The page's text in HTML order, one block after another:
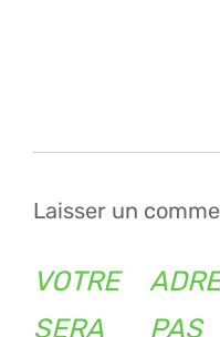
Laisser un
VOTRE
SERA PAS